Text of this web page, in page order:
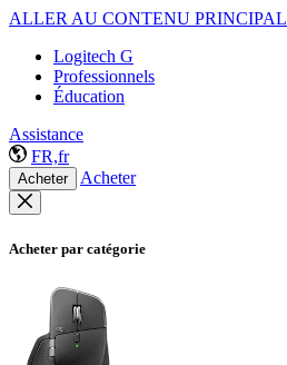
ALLER AU CONTENU PRINCIPAL
Logitech G
Professionnels
Éducation
Assistance
FR,fr
Acheter Acheter
Acheter par catégorie